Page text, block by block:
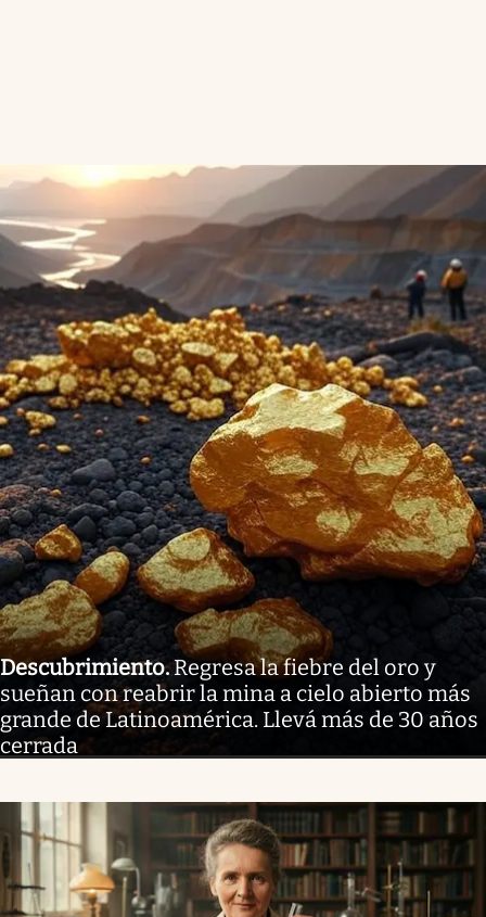
Descubrimiento.Regresa la fiebre del oro y
sueñan con reabrir la mina a cielo abierto más
grande de Latinoamérica. Llevá más de 30 años
cerrada